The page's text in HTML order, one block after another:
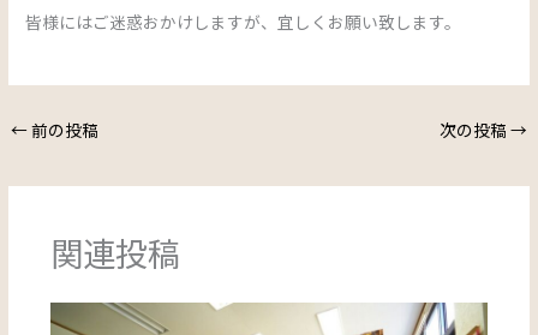
皆様にはご迷惑おかけしますが、宜しくお願い致します。
←前の投稿 次の投稿 →
関連投稿